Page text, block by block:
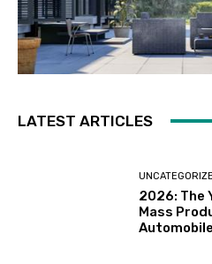
LATEST ARTICLES
2026: The
Mass
Automobile